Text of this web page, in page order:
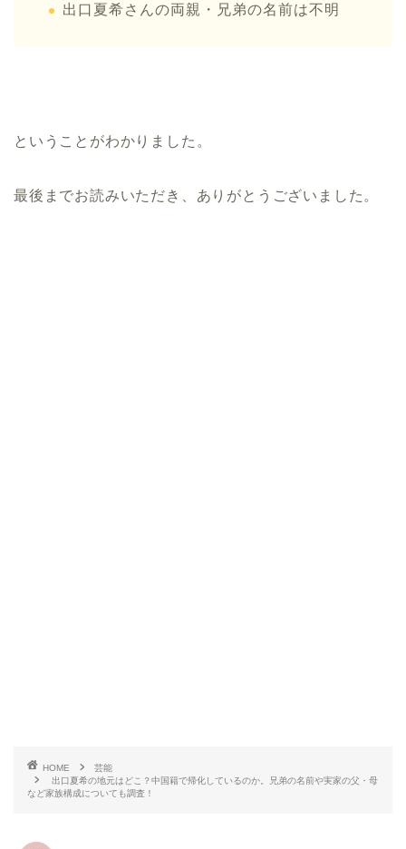
出口夏希さんの両親・兄弟の名前は不明
ということがわかりました。
最後までお読みいただき、ありがとうございました。
HOME
芸能
出口夏希の地元はどこ？中国籍で帰化しているのか。兄弟の名前や実家の父・母
など家族構成についても調査！